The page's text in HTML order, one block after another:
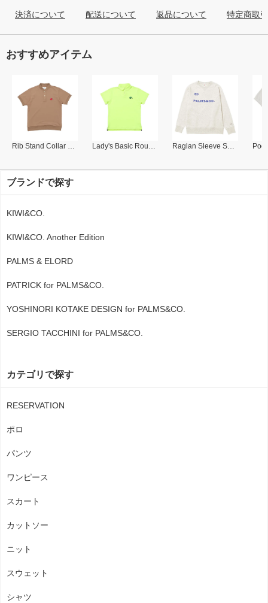
決済について 配送について 返品について 特定商取
おすすめアイテム
Rib Stand Collar Polo Lady's Basic Round Collar Polo Raglan Sleeve Sweat Shirt
ブランドで探す
KIWI&CO.
KIWI&CO. Another Edition
PALMS & ELORD
PATRICK for PALMS&CO.
YOSHINORI KOTAKE DESIGN for PALMS&CO.
SERGIO TACCHINI for PALMS&CO.
カテゴリで探す
RESERVATION
ポロ
パンツ
ワンピース
スカート
カットソー
ニット
スウェット
シャツ